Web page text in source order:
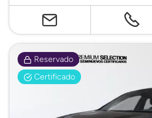
Reservado
Certificado